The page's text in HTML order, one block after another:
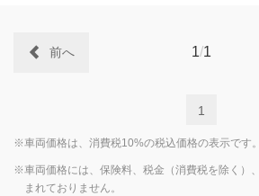
1/1
前へ
1
※車両価格は、消費税10%の税込価格の表示です
※車両価格には、保険料、税金（消費税を除く）
まれておりません。